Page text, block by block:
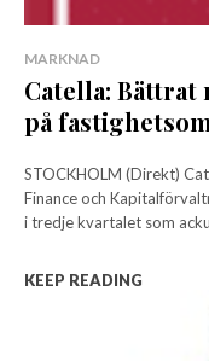
MARKNAD
Catella:
på
STOCKHOLM (Direkt)
Finance och
i tredje kvartalet som
KEEP READING